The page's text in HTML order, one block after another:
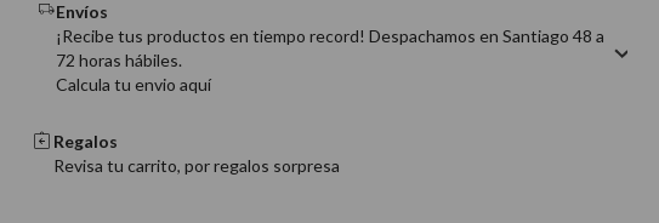
Envíos
¡Recibe tus productos en tiempo record! Despachamos en Santiago 48 a
72 horas hábiles.
Calcula tu envio aquí
Regalos
Revisa tu carrito, por regalos sorpresa